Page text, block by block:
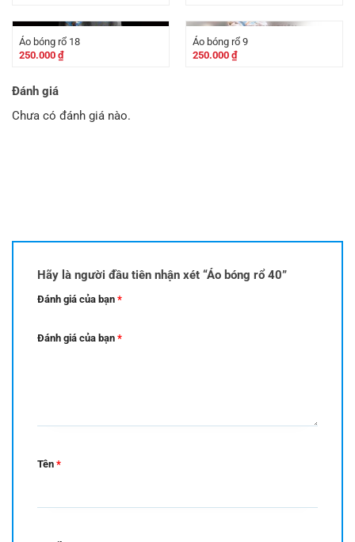
Áo bóng rổ 18
250.000 ₫
Áo bóng rổ 9
250.000 ₫
Đánh giá
Chưa có đánh giá nào.
Hãy là người đầu tiên nhận xét “Áo bóng rổ 40”
Đánh giá của bạn *
Đánh giá của bạn *
Tên *